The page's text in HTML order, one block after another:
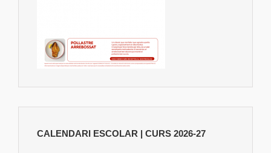
CALENDARI ESCOLAR | CURS 2026-27